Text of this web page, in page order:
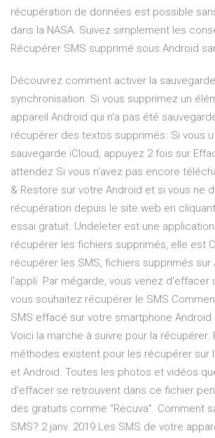
récupération de données est possible
dans la NASA. Suivez simplement les
Récupérer SMS supprimé sous Android
Découvrez comment activer la
synchronisation. Si vous supprimez un
appareil Android qui n'a pas été
récupérer des textos supprimés. Si vous
sauvegarde iCloud, appuyez 2 fois sur
attendez Si vous n'avez pas encore
& Restore sur votre Android et si vous ne
récupération depuis le site web en
essai gratuit. Undeleter est une
récupérer les fichiers supprimés, elle est
récupérer les SMS, fichiers supprimés sur
l'appli Par mégarde, vous venez d'effacer
vous souhaitez récupérer le SMS
SMS effacé sur votre smartphone Android
Voici la marche à suivre pour la récupérer.
méthodes existent pour les récupérer sur
et Android. Toutes les photos et vidéos
d'effacer se retrouvent dans ce fichier
des gratuits comme "Recuva". Comment
SMS? 2 janv. 2019 Les SMS de votre